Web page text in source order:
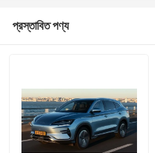
প্রস্তাবিত পণ্য